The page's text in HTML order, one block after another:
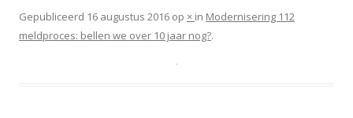
Gepubliceerd 16 augustus 2016 op × in Modernisering 112
meldproces: bellen we over 10 jaar nog?.